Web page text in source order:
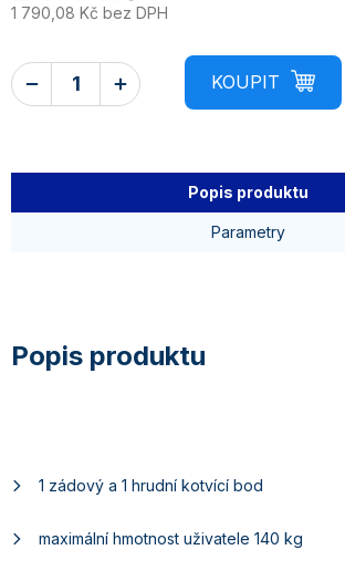
1 790,08 Kč bez DPH
Popis produktu
Parametry
1 zádový a 1 hrudní kotvící bod
maximální hmotnost uživatele 140 kg